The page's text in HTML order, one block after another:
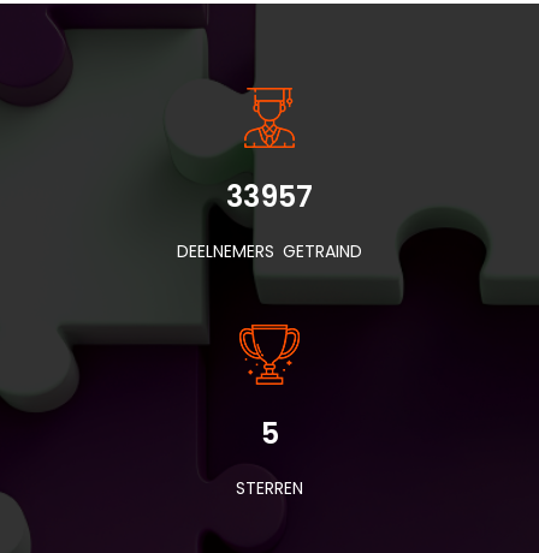
INSIDE INFORMATIE
33957
DEELNEMERS GETRAIND
5
STERREN